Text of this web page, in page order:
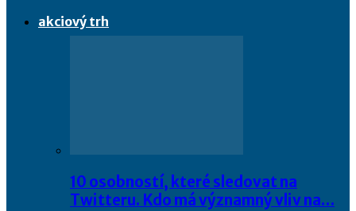
akciový trh
10 osobností, které sledovat na
Twitteru. Kdo má významný vliv na…